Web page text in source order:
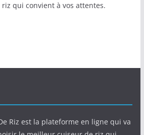
qui convient à vos attentes.
Riz est la plateforme en ligne qui va